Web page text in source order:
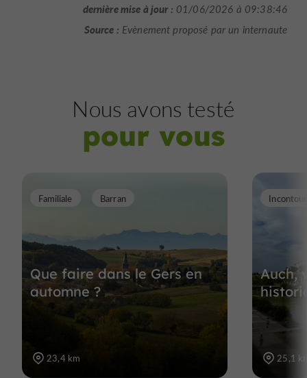
dernière mise à jour : 01/06/2026 à 09:38:46
Source : Evènement proposé par un internaute
Nous avons testé
pour vous
Que faire dans le Gers en
automne ?
Familiale Barran
23,4 km
Auch,
25,1